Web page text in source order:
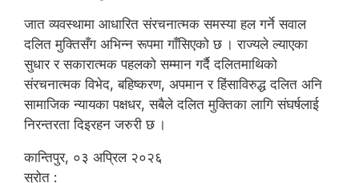
जात व्यवस्थामा आधारित संरचनात्मक समस्या हल गर्ने सवाल
दलित मुक्तिसँग अभिन्न रूपमा गाँसिएको छ । राज्यले ल्याएका
सुधार र सकारात्मक पहलको सम्मान गर्दै दलितमाथिको
संरचनात्मक विभेद, बहिष्करण, अपमान र हिंसाविरुद्ध दलित अनि
सामाजिक न्यायका पक्षधर, सबैले दलित मुक्तिका लागि संघर्षलाई
निरन्तरता दिइरहन जरुरी छ ।
कान्तिपुर, ०३ अप्रिल २०२६
स्रोत :